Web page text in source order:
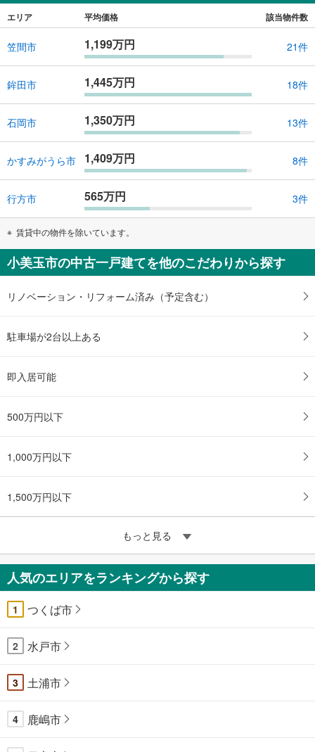
エリア 平均価格 該当物件数
笠間市 1,199万円 21件
鉾田市 1,445万円 18件
石岡市 1,350万円 13件
かすみがうら市 1,409万円 8件
行方市 565万円 3件
賃貸中の物件を除いています。
小美玉市の中古一戸建てを他のこだわりから探す
リノベーション・リフォーム済み（予定含む）
駐車場が2台以上ある
即入居可能
500万円以下
1,000万円以下
1,500万円以下
もっと見る
人気のエリアをランキングから探す
1 つくば市
2 水戸市
3 土浦市
4 鹿嶋市